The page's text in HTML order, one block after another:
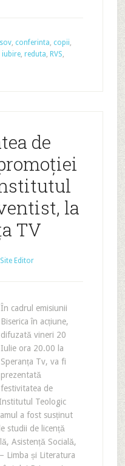
, conferinta, copii,
iubire, reduta, RVS,
de
la
TV
Site Editor
În cadrul emisiunii
Biserica în acțiune,
difuzată vineri 20
Iulie ora 20.00 la
Speranța Tv, va fi
prezentată
festivitatea de
Teologic
a fost susținut
studii de licență
Asistență Socială,
Limba și Literatura